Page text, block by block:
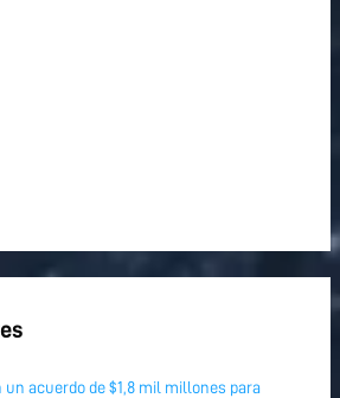
un acuerdo de $1,8 mil millones para